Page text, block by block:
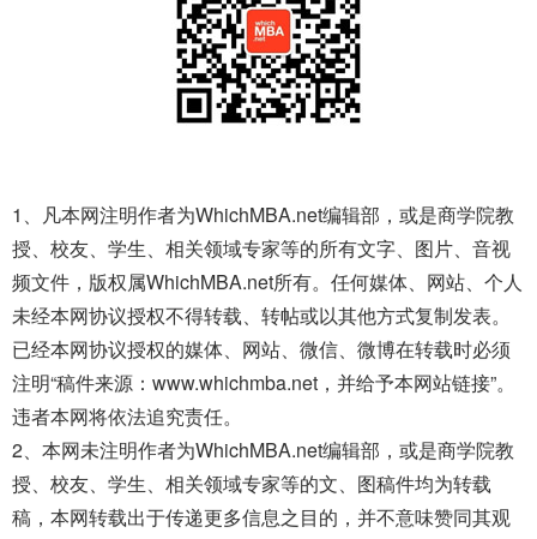
1、凡本网注明作者为WhichMBA.net编辑部，或是商学院教
授、校友、学生、相关领域专家等的所有文字、图片、音视
频文件，版权属WhichMBA.net所有。任何媒体、网站、个人
未经本网协议授权不得转载、转帖或以其他方式复制发表。
已经本网协议授权的媒体、网站、微信、微博在转载时必须
注明“稿件来源：www.whichmba.net，并给予本网站链接”。
违者本网将依法追究责任。
2、本网未注明作者为WhichMBA.net编辑部，或是商学院教
授、校友、学生、相关领域专家等的文、图稿件均为转载
稿，本网转载出于传递更多信息之目的，并不意味赞同其观